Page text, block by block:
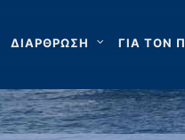
ΔΙΑΡΘΡΩΣΗ ΓΙΑ ΤΟΝ